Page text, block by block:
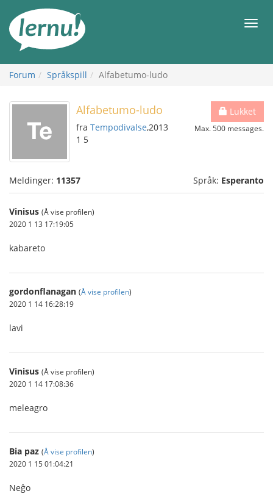
innholdet
Meny
Forum Språkspill Alfabetumo-ludo
Lukket
Max. 500 messages.
Alfabetumo-ludo
fra Tempodivalse,2013
1 5
Meldinger: 11357 Språk: Esperanto
Vinisus (Å vise profilen)
2020 1 13 17:19:05
kabareto
gordonflanagan (Å vise profilen)
2020 1 14 16:28:19
lavi
Vinisus (Å vise profilen)
2020 1 14 17:08:36
meleagro
Bia paz (Å vise profilen)
2020 1 15 01:04:21
Neĝo